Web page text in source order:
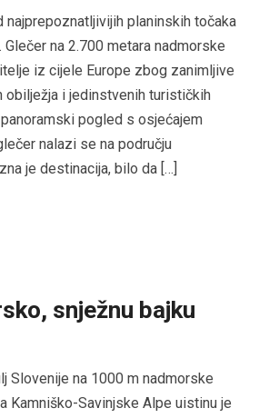
najprepoznatljivijih planinskih točaka
na 2.700 metara nadmorske
iz cijele Europe zbog zanimljive
obilježja i jedinstvenih turističkih
pogled s osjećajem
nalazi se na području
je destinacija, bilo da […]
snježnu bajku
Slovenije na 1000 m nadmorske
Kamniško-Savinjske Alpe uistinu je